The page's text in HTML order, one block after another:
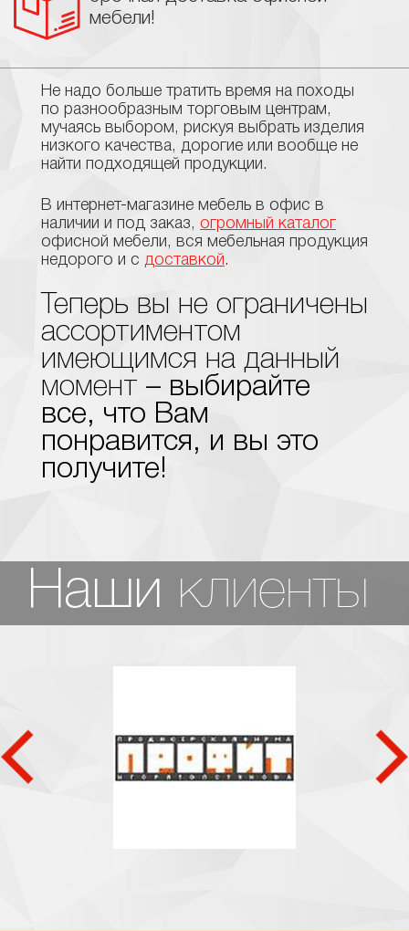
мебели!
Не надо больше тратить время на походы
по разнообразным торговым центрам,
мучаясь выбором, рискуя выбрать изделия
низкого качества, дорогие или вообще не
найти подходящей продукции.
В интернет-магазине мебель в офис в
наличии и под заказ, огромный каталог
офисной мебели, вся мебельная продукция
недорого и с доставкой.
Теперь вы не ограничены
ассортиментом
имеющимся на данный
момент – выбирайте
все, что Вам
понравится, и вы это
получите!
Наши клиенты